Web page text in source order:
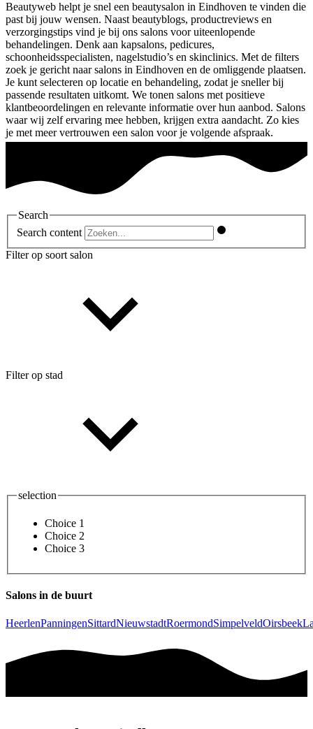
Beautyweb helpt je snel een beautysalon in Eindhoven te vinden die
past bij jouw wensen. Naast beautyblogs, productreviews en
verzorgingstips vind je bij ons salons voor uiteenlopende
behandelingen. Denk aan kapsalons, pedicures,
schoonheidsspecialisten, nagelstudio’s en skinclinics. Met de filters
zoek je gericht naar salons in Eindhoven en de omliggende plaatsen.
Je kunt selecteren op locatie en behandeling, zodat je sneller bij
passende resultaten uitkomt. We tonen salons met positieve
klantbeoordelingen en relevante informatie over hun aanbod. Salons
waar wij zelf ervaring mee hebben, krijgen extra aandacht. Zo kies
je met meer vertrouwen een salon voor je volgende afspraak.
Search
Search content
Filter op soort salon
Filter op stad
selection
Choice 1
Choice 2
Choice 3
Salons in de buurt
HeerlenPanningenSittardNieuwstadtRoermondSimpelveldOirsbeek